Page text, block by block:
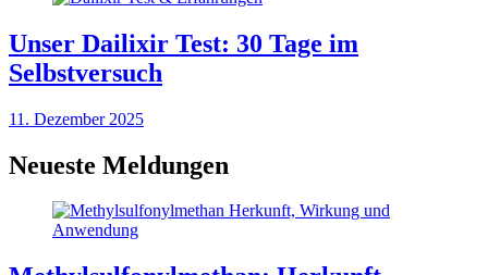
Unser Dailixir Test: 30 Tage im
Selbstversuch
11. Dezember 2025
Neueste Meldungen